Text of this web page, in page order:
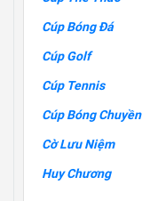
Cúp Bóng Đá
Cúp Golf
Cúp Tennis
Cúp Bóng Chuyền
Cờ Lưu Niệm
Huy Chương